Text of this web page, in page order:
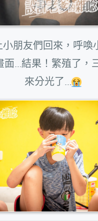
小朋友們回來，呼喚
面…結果！繁殖了，
來分光了…